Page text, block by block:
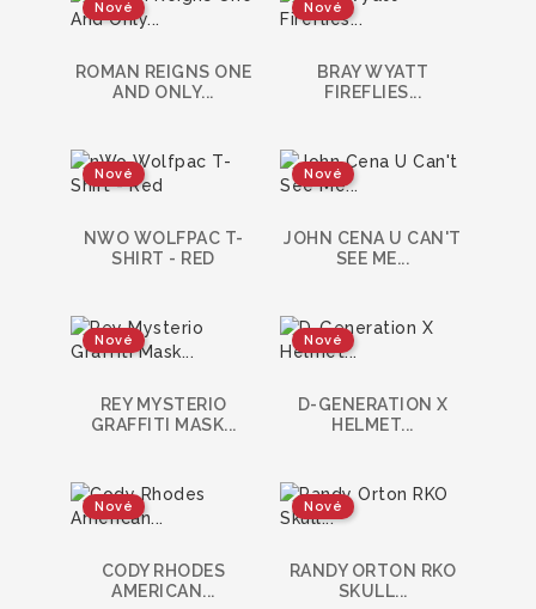
Nové
ROMAN REIGNS ONE
AND ONLY...
Nové
BRAY WYATT
FIREFLIES...
Nové
NWO WOLFPAC T-
SHIRT - RED
Nové
JOHN CENA U CAN'T
SEE ME...
Nové
REY MYSTERIO
GRAFFITI MASK...
Nové
D-GENERATION X
HELMET...
Nové
CODY RHODES
AMERICAN...
Nové
RANDY ORTON RKO
SKULL...